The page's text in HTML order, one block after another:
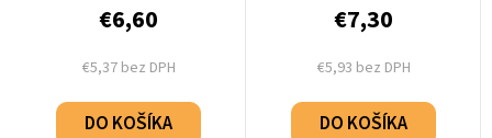
€5,37 bez DPH
€6,60
DO KOŠÍKA
€5,93 bez DPH
€7,30
DO KOŠÍKA